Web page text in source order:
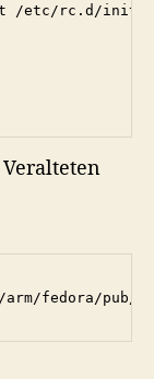
/etc/rc.d/
Veralteten
fedora/pub/